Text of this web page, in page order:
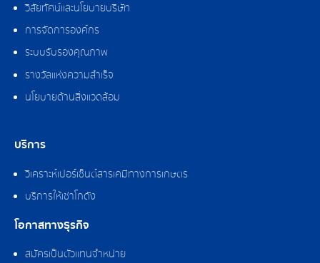
วิสัยทัศน์และนโยบายบริษัท
การจัดการองค์กร
ระบบรับรองคุณภาพ
รางวัลแห่งความสำเร็จ
นโยบายด้านสิ่งแวดล้อม
บริการ
วิเคราะห์เปอร์เซ็นต์สารเคมีทางการเกษตร
บริการให้เช่าโกดัง
โอกาสทางธุรกิจ
สมัครเป็นตัวแทนจำหน่าย